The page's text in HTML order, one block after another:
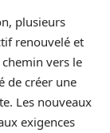
plusieurs
renouvelé et
vers le
de créer une
Les nouveaux
exigences